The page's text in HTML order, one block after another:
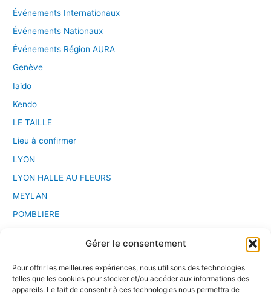
Gérer le consentement
Pour offrir les meilleures expériences, nous utilisons des technologies
telles que les cookies pour stocker et/ou accéder aux informations des
appareils. Le fait de consentir à ces technologies nous permettra de
Événements Internationaux
Événements Nationaux
Événements Région AURA
Genève
Iaido
Kendo
LE TAILLE
Lieu à confirmer
LYON
LYON HALLE AU FLEURS
MEYLAN
POMBLIERE
Sport Chanbara
Stage